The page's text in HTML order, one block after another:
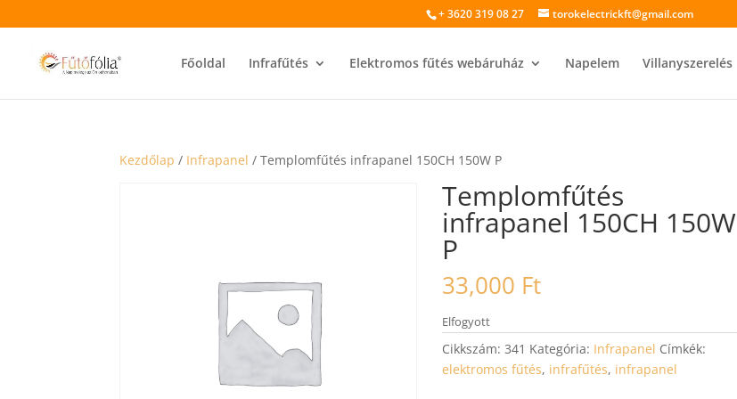
+ 3620 319 08 27 torokelectrickft@gmail.com
Főoldal Infrafűtés Elektromos fűtés webáruház Napelem Villanyszerelés
Kezdőlap / Infrapanel / Templomfűtés infrapanel 150CH 150W P
Templomfűtés
infrapanel 150CH 150W
P
33,000 Ft
Elfogyott
Cikkszám: 341 Kategória: Infrapanel Címkék:
elektromos fűtés, infrafűtés, infrapanel